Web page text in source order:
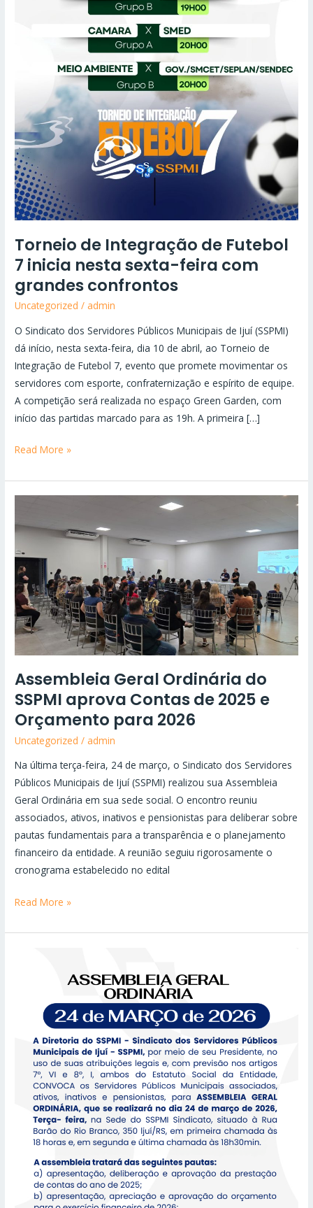
Torneio de Integração de Futebol
7 inicia nesta sexta-feira com
grandes confrontos
Uncategorized / admin
O Sindicato dos Servidores Públicos Municipais de Ijuí (SSPMI)
dá início, nesta sexta-feira, dia 10 de abril, ao Torneio de
Integração de Futebol 7, evento que promete movimentar os
servidores com esporte, confraternização e espírito de equipe.
A competição será realizada no espaço Green Garden, com
início das partidas marcado para as 19h. A primeira […]
confrontos
Read More »
Assembleia Geral Ordinária do
SSPMI aprova Contas de 2025 e
Orçamento para 2026
Uncategorized / admin
Na última terça-feira, 24 de março, o Sindicato dos Servidores
Públicos Municipais de Ijuí (SSPMI) realizou sua Assembleia
Geral Ordinária em sua sede social. O encontro reuniu
associados, ativos, inativos e pensionistas para deliberar sobre
pautas fundamentais para a transparência e o planejamento
financeiro da entidade. A reunião seguiu rigorosamente o
cronograma estabelecido no edital
Ordinária
do
SSPMI
aprova
Contas
de
Orçamento
para
2026
Read More »
convocação
para
realização
Assembleia
Geral
Ordinária,